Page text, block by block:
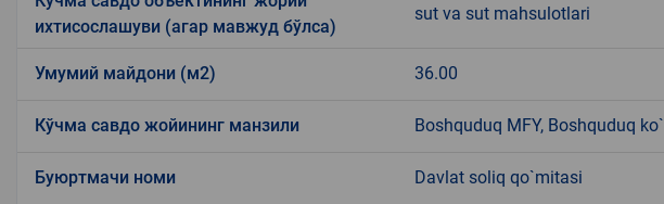
ихтисослашуви (агар мавжуд бўлса)
sut va sut mahsulotlari
Умумий майдони (м2) 36.00
Кўчма савдо жойининг манзили Boshquduq MFY, Boshquduq
Буюртмачи номи Davlat soliq qo`mitasi